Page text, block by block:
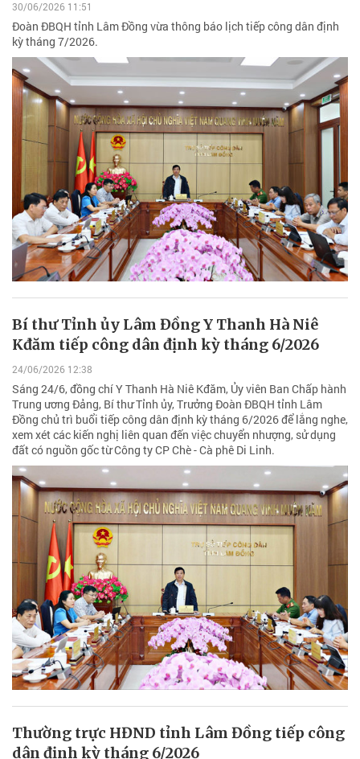
30/06/2026 11:51
Đoàn ĐBQH tỉnh Lâm Đồng vừa thông báo lịch tiếp công dân định
kỳ tháng 7/2026.
Bí thư Tỉnh ủy Lâm Đồng Y Thanh Hà Niê
Kđăm tiếp công dân định kỳ tháng 6/2026
24/06/2026 12:38
Sáng 24/6, đồng chí Y Thanh Hà Niê Kđăm, Ủy viên Ban Chấp hành
Trung ương Đảng, Bí thư Tỉnh ủy, Trưởng Đoàn ĐBQH tỉnh Lâm
Đồng chủ trì buổi tiếp công dân định kỳ tháng 6/2026 để lắng nghe,
xem xét các kiến nghị liên quan đến việc chuyển nhượng, sử dụng
đất có nguồn gốc từ Công ty CP Chè - Cà phê Di Linh.
Thường trực HĐND tỉnh Lâm Đồng tiếp công
dân định kỳ tháng 6/2026